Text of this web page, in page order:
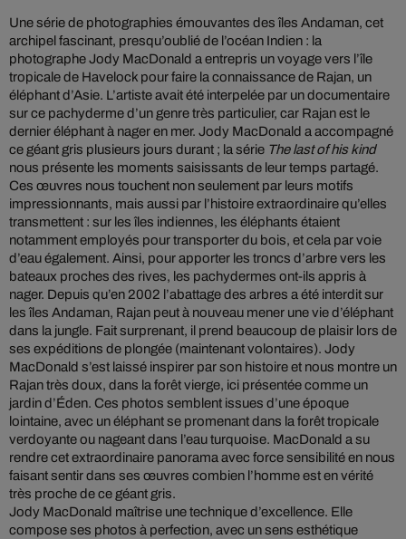
Une série de photographies émouvantes des îles Andaman, cet
archipel fascinant, presqu’oublié de l’océan Indien : la
photographe Jody MacDonald a entrepris un voyage vers l’île
tropicale de Havelock pour faire la connaissance de Rajan, un
éléphant d’Asie. L’artiste avait été interpelée par un documentaire
sur ce pachyderme d’un genre très particulier, car Rajan est le
dernier éléphant à nager en mer. Jody MacDonald a accompagné
ce géant gris plusieurs jours durant ; la série The last of his kind
nous présente les moments saisissants de leur temps partagé.
Ces œuvres nous touchent non seulement par leurs motifs
impressionnants, mais aussi par l’histoire extraordinaire qu’elles
transmettent : sur les îles indiennes, les éléphants étaient
notamment employés pour transporter du bois, et cela par voie
d’eau également. Ainsi, pour apporter les troncs d’arbre vers les
bateaux proches des rives, les pachydermes ont-ils appris à
nager. Depuis qu’en 2002 l’abattage des arbres a été interdit sur
les îles Andaman, Rajan peut à nouveau mener une vie d’éléphant
dans la jungle. Fait surprenant, il prend beaucoup de plaisir lors de
ses expéditions de plongée (maintenant volontaires). Jody
MacDonald s’est laissé inspirer par son histoire et nous montre un
Rajan très doux, dans la forêt vierge, ici présentée comme un
jardin d’Éden. Ces photos semblent issues d’une époque
lointaine, avec un éléphant se promenant dans la forêt tropicale
verdoyante ou nageant dans l’eau turquoise. MacDonald a su
rendre cet extraordinaire panorama avec force sensibilité en nous
faisant sentir dans ses œuvres combien l’homme est en vérité
très proche de ce géant gris.
Jody MacDonald maîtrise une technique d’excellence. Elle
compose ses photos à perfection, avec un sens esthétique